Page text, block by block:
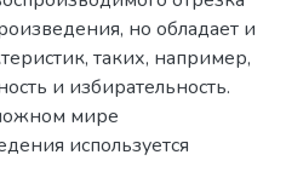
но обладает и
таких, например,
и избирательность.
мире
используется